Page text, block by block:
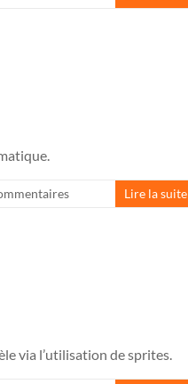
Lire la suite
via l’utilisation de sprites.